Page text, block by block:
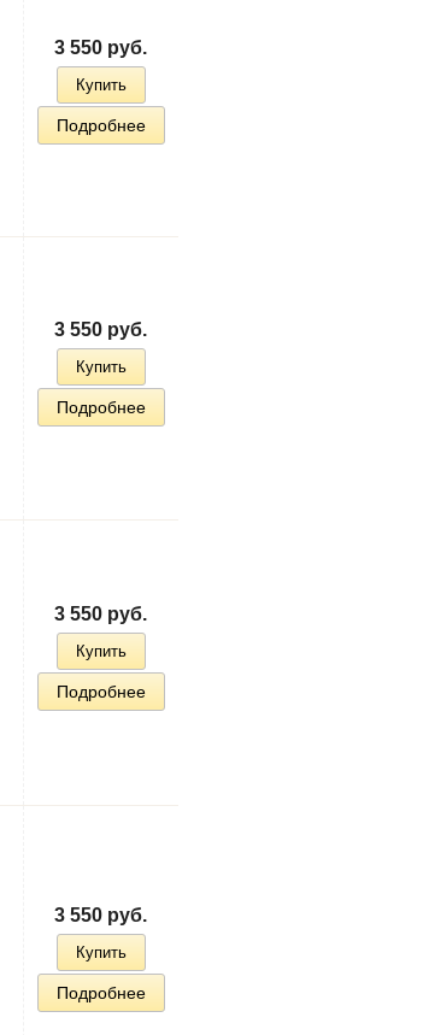
3 550 руб.
Купить
Подробнее
3 550 руб.
Купить
Подробнее
3 550 руб.
Купить
Подробнее
3 550 руб.
Купить
Подробнее